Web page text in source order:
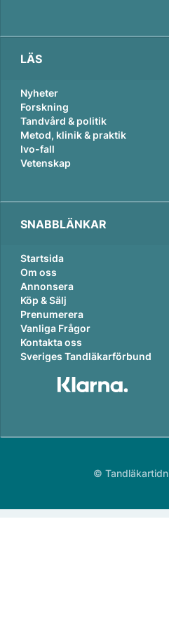
LÄS
Nyheter
Forskning
Tandvård & politik
Metod, klinik & praktik
Ivo-fall
Vetenskap
SNABBLÄNKAR
Startsida
Om oss
Annonsera
Köp & Sälj
Prenumerera
Vanliga Frågor
Kontakta oss
Sveriges Tandläkarförbund
©